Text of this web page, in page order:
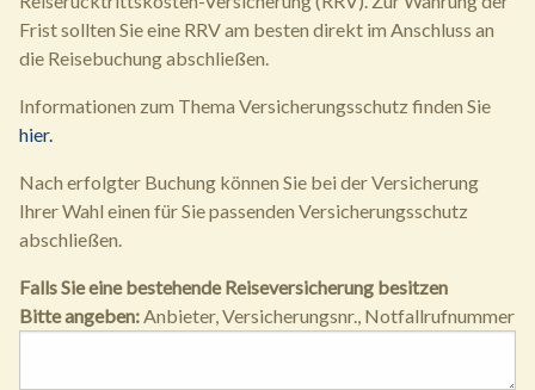
Frist sollten Sie eine RRV am besten direkt im Anschluss an
die Reisebuchung abschließen.
Informationen zum Thema Versicherungsschutz finden Sie
hier.
Nach erfolgter Buchung können Sie bei der Versicherung
Ihrer Wahl einen für Sie passenden Versicherungsschutz
abschließen.
Falls Sie eine bestehende Reiseversicherung besitzen
Bitte angeben:Anbieter, Versicherungsnr., Notfallrufnummer